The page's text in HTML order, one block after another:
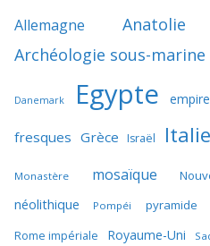
Allemagne Anatolie
Archéologie sous-marine
Danemark Egypte
fresques Grèce Israël Italie
Monastère mosaïque
néolithique Pompéi pyramide
Rome impériale Royaume-Uni